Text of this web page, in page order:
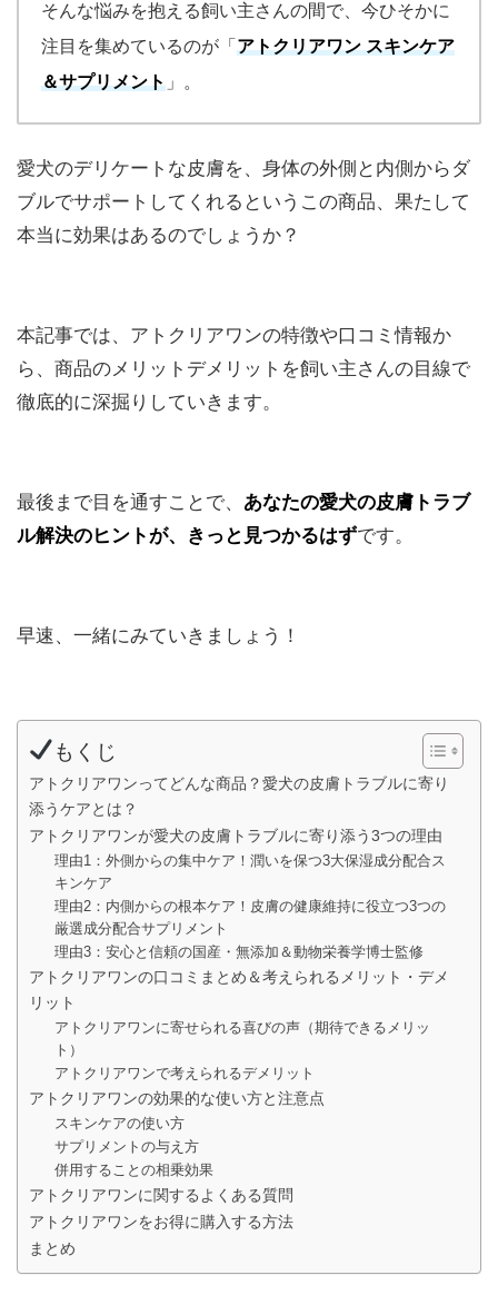
そんな悩みを抱える飼い主さんの間で、今ひそかに
注目を集めているのが「 アトクリアワン スキンケア
＆サプリメント 」。
愛犬のデリケートな皮膚を、身体の外側と内側からダ
ブルでサポートしてくれるというこの商品、果たして
本当に効果はあるのでしょうか？
本記事では、アトクリアワンの特徴や口コミ情報か
ら、商品のメリットデメリットを飼い主さんの目線で
徹底的に深掘りしていきます。
最後まで目を通すことで、 あなたの愛犬の皮膚トラブ
ル解決のヒントが、きっと見つかるはずです。
早速、一緒にみていきましょう！
もくじ
アトクリアワンってどんな商品？愛犬の皮膚トラブルに寄り
添うケアとは？
アトクリアワンが愛犬の皮膚トラブルに寄り添う3つの理由
理由1：外側からの集中ケア！潤いを保つ3大保湿成分配合ス
キンケア
理由2：内側からの根本ケア！皮膚の健康維持に役立つ3つの
厳選成分配合サプリメント
理由3：安心と信頼の国産・無添加＆動物栄養学博士監修
アトクリアワンの口コミまとめ＆考えられるメリット・デメ
リット
アトクリアワンに寄せられる喜びの声（期待できるメリッ
ト）
アトクリアワンで考えられるデメリット
アトクリアワンの効果的な使い方と注意点
スキンケアの使い方
サプリメントの与え方
併用することの相乗効果
アトクリアワンに関するよくある質問
アトクリアワンをお得に購入する方法
まとめ